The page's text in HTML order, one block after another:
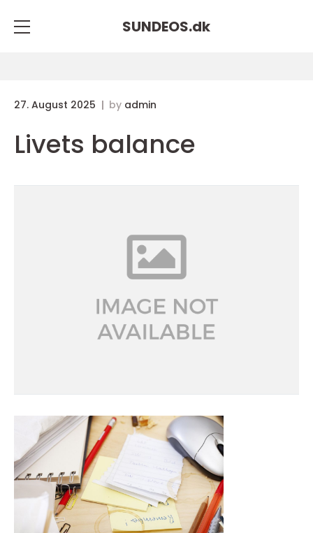
SUNDEOS.dk
27. August 2025 by admin
Livets balance